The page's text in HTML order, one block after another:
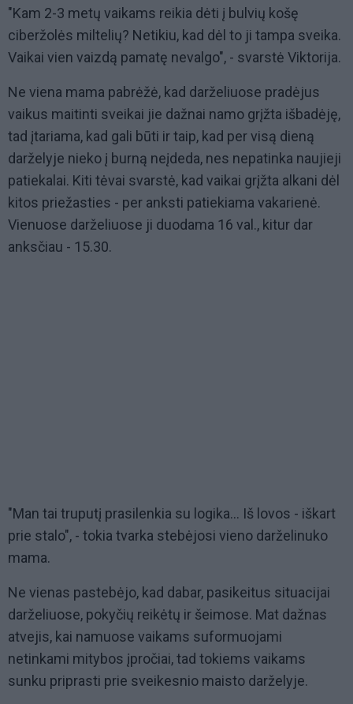
"Kam 2-3 metų vaikams reikia dėti į bulvių košę
ciberžolės miltelių? Netikiu, kad dėl to ji tampa sveika.
Vaikai vien vaizdą pamatę nevalgo", - svarstė Viktorija.
Ne viena mama pabrėžė, kad darželiuose pradėjus
vaikus maitinti sveikai jie dažnai namo grįžta išbadėję,
tad įtariama, kad gali būti ir taip, kad per visą dieną
darželyje nieko į burną neįdeda, nes nepatinka naujieji
patiekalai. Kiti tėvai svarstė, kad vaikai grįžta alkani dėl
kitos priežasties - per anksti patiekiama vakarienė.
Vienuose darželiuose ji duodama 16 val., kitur dar
anksčiau - 15.30.
"Man tai truputį prasilenkia su logika... Iš lovos - iškart
prie stalo", - tokia tvarka stebėjosi vieno darželinuko
mama.
Ne vienas pastebėjo, kad dabar, pasikeitus situacijai
darželiuose, pokyčių reikėtų ir šeimose. Mat dažnas
atvejis, kai namuose vaikams suformuojami
netinkami mitybos įpročiai, tad tokiems vaikams
sunku priprasti prie sveikesnio maisto darželyje.